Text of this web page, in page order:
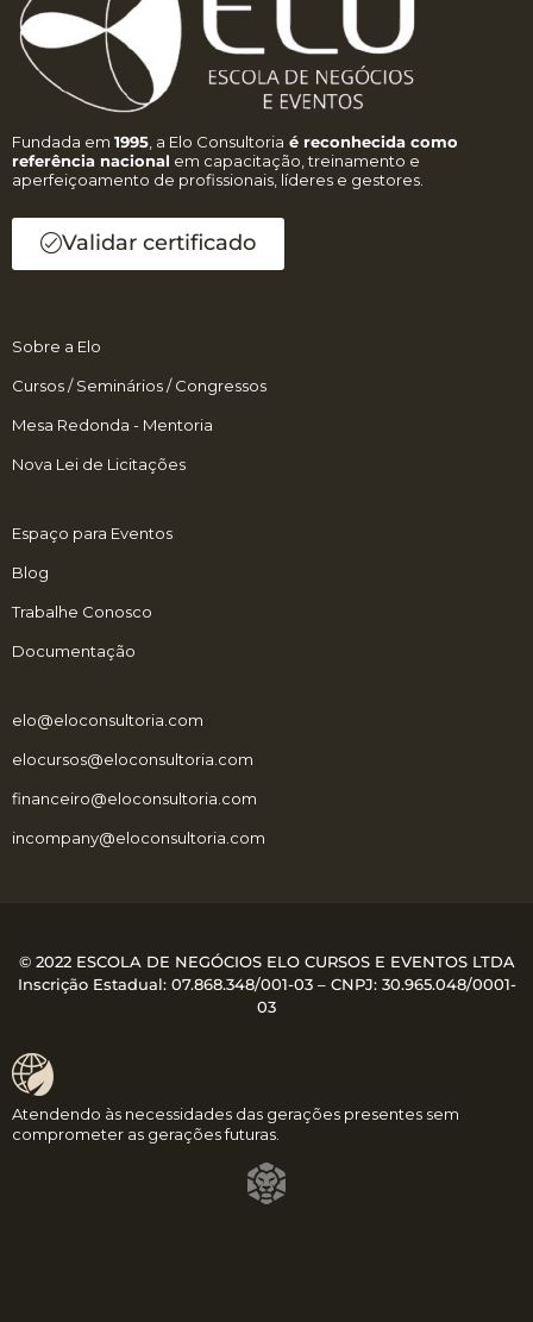
Fundada em 1995 , a Elo Consultoria é reconhecida como
referência nacional em capacitação, treinamento e
aperfeiçoamento de profissionais, líderes e gestores.
Validar certificado
Sobre a Elo
Cursos / Seminários / Congressos
Mesa Redonda - Mentoria
Nova Lei de Licitações
Espaço para Eventos
Blog
Trabalhe Conosco
Documentação
elo@eloconsultoria.com
elocursos@eloconsultoria.com
financeiro@eloconsultoria.com
incompany@eloconsultoria.com
© 2022 ESCOLA DE NEGÓCIOS ELO CURSOS E EVENTOS LTDA
Inscrição Estadual: 07.868.348/001-03 – CNPJ: 30.965.048/0001-
03
Atendendo às necessidades das gerações presentes sem
comprometer as gerações futuras.